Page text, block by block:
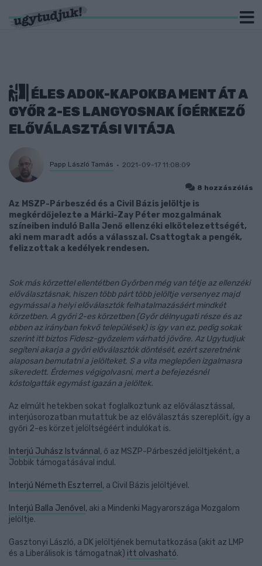
ÉLES ADOK-KAPOKBA MENT ÁT A
GYŐR 2-ES LANGYOSNAK ÍGÉRKEZŐ
ELŐVÁLASZTÁSI VITÁJA
Papp László Tamás 2021-09-17 11:08:09
8 hozzászólás
Az MSZP-Párbeszéd és a Civil Bázis jelöltje is
megkérdőjelezte a Márki-Zay Péter mozgalmának
színeiben induló Balla Jenő ellenzéki elkötelezettségét,
aki nem maradt adós a válasszal. Csattogtak a pengék,
felizzottak a kedélyek rendesen.
Sok más körzettel ellentétben Győrben még van tétje az ellenzéki
előválasztásnak, hiszen több párt több jelöltje versenyez majd
egymással a helyi előválasztók felhatalmazásáért mindkét
körzetben. A győri 2-es körzetben (Győr délnyugati része és az
ebben az irányban fekvő települések) is így van ez, pedig sokak
szerint itt biztos Fidesz-győzelem várható jövőre. Az Ugytudjuk
segíteni akarja a győri előválasztók döntését, ezért szeretnénk
alaposan bemutatni a jelölteket. S a vita meglepően izgalmasra
sikeredett. Érdemes végigolvasni, mert a befejezésnél
kóstolgatták egymást igazán a jelöltek.
Az elmúlt hetekben sokat foglalkoztunk az előválasztással,
interjúsorozatban mutattuk be az előválasztás szereplőit, így a
győri 2-es körzet jelöltségéért indulókat is.
Interjú Juhász Istvánnal , ő az MSZP-Párbeszéd jelöltjeként, a
Jobbik támogatásával indul.
Interjú Németh Eszterrel , a Civil Bázis jelöltjével.
Interjú Balla Jenővel , aki a Mindenki Magyarországa Mozgalom
jelöltje.
Gasztonyi László, a DK jelöltjének bemutatkozása (akit az LMP
és a Liberálisok is támogatnak) itt olvasható.